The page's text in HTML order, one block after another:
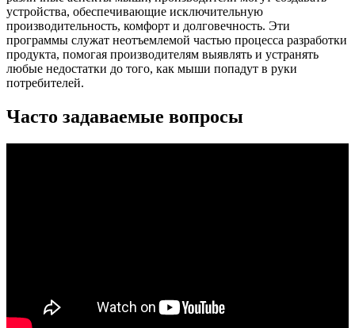
устройства, обеспечивающие исключительную
производительность, комфорт и долговечность. Эти
программы служат неотъемлемой частью процесса разработки
продукта, помогая производителям выявлять и устранять
любые недостатки до того, как мыши попадут в руки
потребителей.
Часто задаваемые вопросы